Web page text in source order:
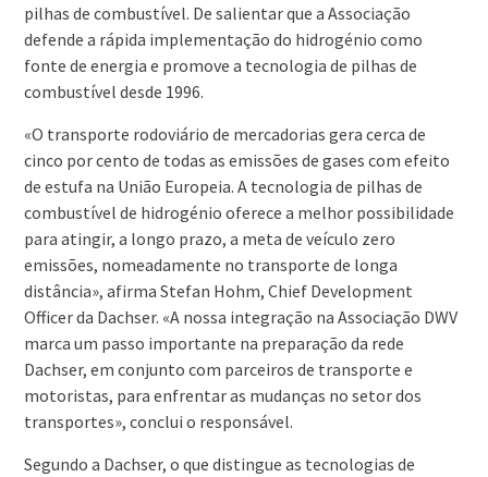
pilhas de combustível. De salientar que a Associação
defende a rápida implementação do hidrogénio como
fonte de energia e promove a tecnologia de pilhas de
combustível desde 1996.
«O transporte rodoviário de mercadorias gera cerca de
cinco por cento de todas as emissões de gases com efeito
de estufa na União Europeia. A tecnologia de pilhas de
combustível de hidrogénio oferece a melhor possibilidade
para atingir, a longo prazo, a meta de veículo zero
emissões, nomeadamente no transporte de longa
distância», afirma Stefan Hohm, Chief Development
Officer da Dachser. «A nossa integração na Associação DWV
marca um passo importante na preparação da rede
Dachser, em conjunto com parceiros de transporte e
motoristas, para enfrentar as mudanças no setor dos
transportes», conclui o responsável.
Segundo a Dachser, o que distingue as tecnologias de